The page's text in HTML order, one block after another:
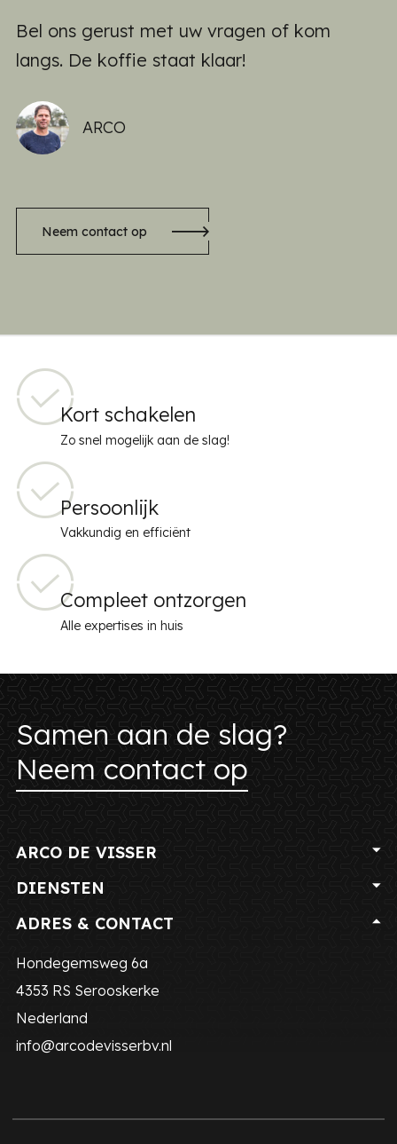
Bel ons gerust met uw vragen of kom
langs. De koffie staat klaar!
ARCO
Neem contact op
Kort schakelen
Zo snel mogelijk aan de slag!
Persoonlijk
Vakkundig en efficiënt
Compleet ontzorgen
Alle expertises in huis
Samen aan de slag?
Neem contact op
ARCO DE VISSER
DIENSTEN
ADRES & CONTACT
Hondegemsweg 6a
4353 RS Serooskerke
Nederland
info@arcodevisserbv.nl